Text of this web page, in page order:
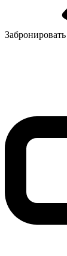
Забронировать